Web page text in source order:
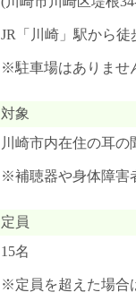
JR「川崎」駅から
※駐車場はありませ
対象
川崎市内在住の耳
※補聴器や身体障害
定員
15名
※定員を超えた場合